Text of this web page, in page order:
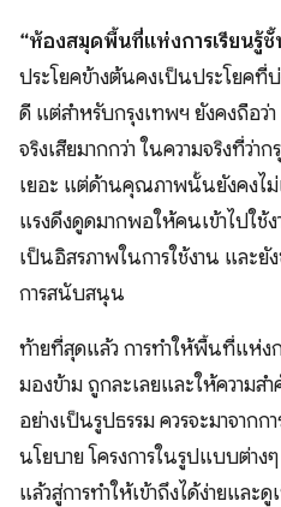
“ห้องสมุดพื้นที่แห่งการเรียนรู้
ประโยคข้างต้นคงเป็นประโยคที่
ดี แต่สำหรับกรุงเทพฯ ยังคงถือว่า
จริงเสียมากกว่า ในความจริงที่ว่
เยอะ แต่ด้านคุณภาพนั้นยังคงไม่
แรงดึงดูดมากพอให้คนเข้าไปใ
เป็นอิสรภาพในการใช้งาน และยั
การสนับสนุน
ท้ายที่สุดแล้ว การทำให้พื้นที่แห่ง
มองข้าม ถูกละเลยและให้ความ
อย่างเป็นรูปธรรม ควรจะมาจาก
นโยบาย โครงการในรูปแบบต่าง
แล้วสู่การทำให้เข้าถึงได้ง่ายแล